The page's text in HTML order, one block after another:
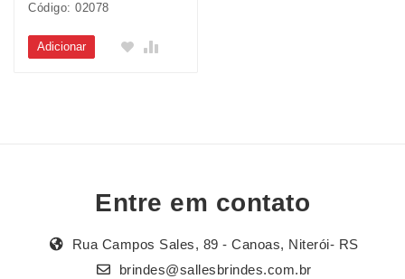
Código: 02078
Adicionar
Entre em contato
Rua Campos Sales, 89 - Canoas, Niterói- RS
brindes@sallesbrindes.com.br